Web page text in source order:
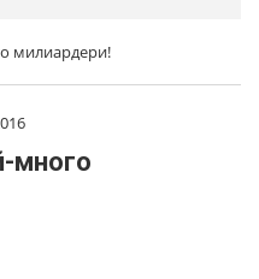
милиардери!
много